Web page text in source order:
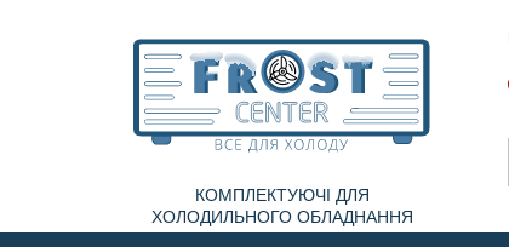
КОМПЛЕКТУЮЧІ ДЛЯ
ХОЛОДИЛЬНОГО ОБЛАДНАННЯ